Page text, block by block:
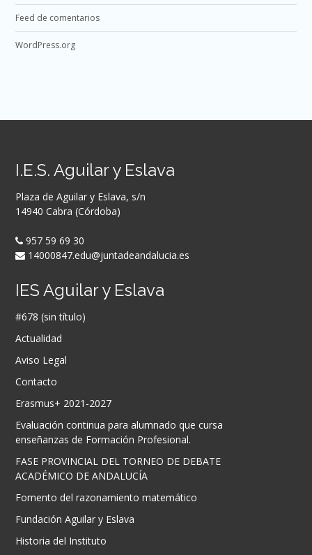
Feed de comentarios
WordPress.org
I.E.S. Aguilar y Eslava
Plaza de Aguilar y Eslava, s/n
14940 Cabra (Córdoba)
957 59 69 30
14000847.edu@juntadeandalucia.es
IES Aguilar y Eslava
#678 (sin título)
Actualidad
Aviso Legal
Contacto
Erasmus+ 2021-2027
Evaluación continua para alumnado que cursa
enseñanzas de Formación Profesional.
FASE PROVINCIAL DEL TORNEO DE DEBATE
ACADÉMICO DE ANDALUCÍA
Fomento del razonamiento matemático
Fundación Aguilar y Eslava
Historia del Instituto